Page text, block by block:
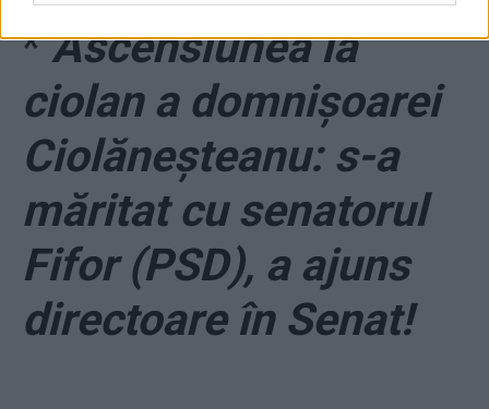
*Ascensiunea la
ciolan a domnișoarei
Ciolăneșteanu: s-a
măritat cu senatorul
Fifor (PSD), a ajuns
directoare în Senat!